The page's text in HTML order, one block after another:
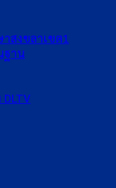
สงขลาเขต1
ฐาน